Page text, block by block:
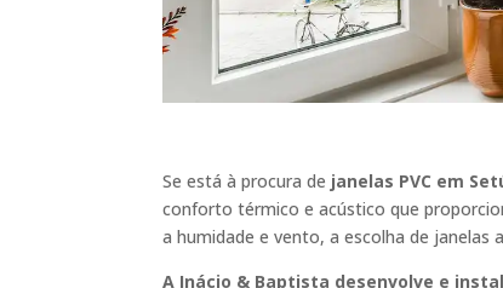
Se está à procura de janelas PVC em
conforto térmico e acústico que
a humidade e vento, a escolha de janelas
A Inácio & Baptista desenvolve e